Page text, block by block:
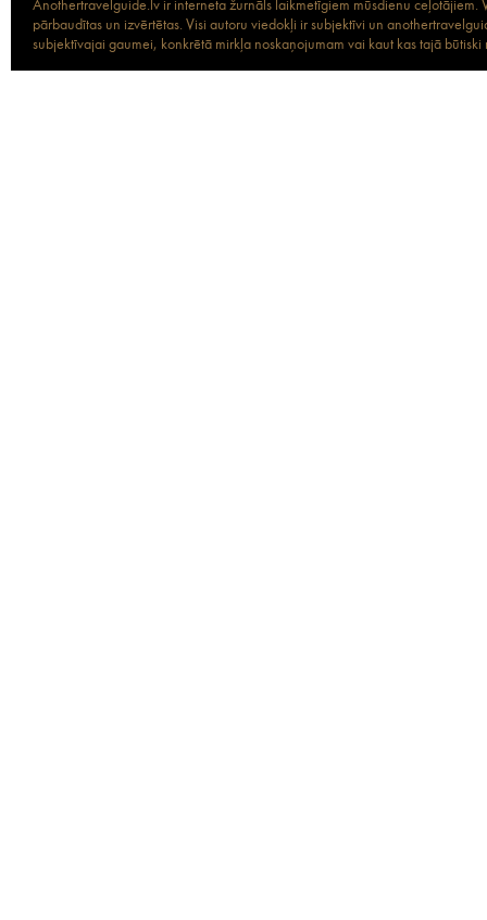
Anothertravelguide.lv ir interneta žurnāls laikmetīgiem mūsdienu
pārbaudītas un izvērtētas. Visi autoru viedokļi ir subjektīvi un
subjektīvajai gaumei, konkrētā mirkļa noskaņojumam vai kaut kas tajā